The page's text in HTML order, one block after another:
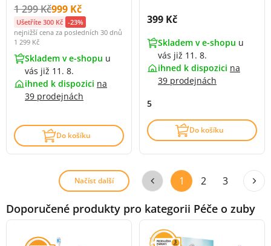
Původní cena s DPH:
1 299 KčCena s DPH:
999 Kč
Ušetříte 300 Kč -23%
nejnižší cena za posledních 30 dnů
1 299 Kč
Skladem v e-shopu u
vás již 11. 8.
ihned k dispozici na
39 prodejnách
Do košíku
Cena s DPH:
399 Kč
Skladem v e-shopu u
vás již 11. 8.
ihned k dispozici na
39 prodejnách
5
Do košíku
Načíst další 1 2 3
Doporučené produkty pro kategorii Péče o zuby